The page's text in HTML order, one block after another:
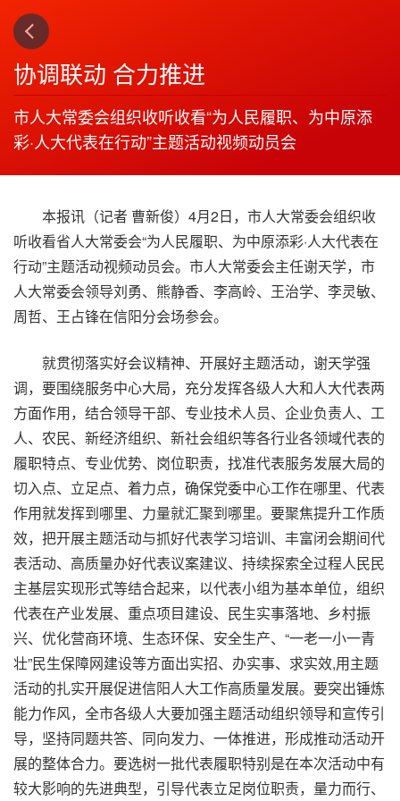
协调联动 合力推进
市人大常委会组织收听收看“为人民履职、为中原添
彩·人大代表在行动”主题活动视频动员会
本报讯（记者 曹新俊）4月2日，市人大常委会组织收
听收看省人大常委会“为人民履职、为中原添彩·人大代表在
行动”主题活动视频动员会。市人大常委会主任谢天学，市
人大常委会领导刘勇、熊静香、李高岭、王治学、李灵敏、
周哲、王占锋在信阳分会场参会。
就贯彻落实好会议精神、开展好主题活动，谢天学强
调，要围绕服务中心大局，充分发挥各级人大和人大代表两
方面作用，结合领导干部、专业技术人员、企业负责人、工
人、农民、新经济组织、新社会组织等各行业各领域代表的
履职特点、专业优势、岗位职责，找准代表服务发展大局的
切入点、立足点、着力点，确保党委中心工作在哪里、代表
作用就发挥到哪里、力量就汇聚到哪里。要聚焦提升工作质
效，把开展主题活动与抓好代表学习培训、丰富闭会期间代
表活动、高质量办好代表议案建议、持续探索全过程人民民
主基层实现形式等结合起来，以代表小组为基本单位，组织
代表在产业发展、重点项目建设、民生实事落地、乡村振
兴、优化营商环境、生态环保、安全生产、“一老一小一青
壮”民生保障网建设等方面出实招、办实事、求实效,用主题
活动的扎实开展促进信阳人大工作高质量发展。要突出锤炼
能力作风，全市各级人大要加强主题活动组织领导和宣传引
导，坚持同题共答、同向发力、一体推进，形成推动活动开
展的整体合力。要选树一批代表履职特别是在本次活动中有
较大影响的先进典型，引导代表立足岗位职责，量力而行、